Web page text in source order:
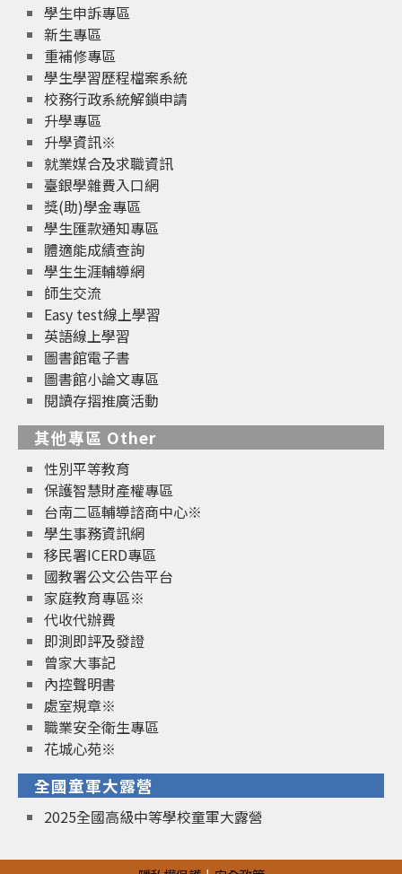
學生申訴專區
新生專區
重補修專區
學生學習歷程檔案系統
校務行政系統解鎖申請
升學專區
升學資訊※
就業媒合及求職資訊
臺銀學雜費入口網
獎(助)學金專區
學生匯款通知專區
體適能成績查詢
學生生涯輔導網
師生交流
Easy test線上學習
英語線上學習
圖書館電子書
圖書館小論文專區
閱讀存摺推廣活動
其他專區 Other
性別平等教育
保護智慧財產權專區
台南二區輔導諮商中心※
學生事務資訊網
移民署ICERD專區
國教署公文公告平台
家庭教育專區※
代收代辦費
即測即評及發證
曾家大事記
內控聲明書
處室規章※
職業安全衛生專區
花城心苑※
全國童軍大露營
2025全國高級中等學校童軍大露營